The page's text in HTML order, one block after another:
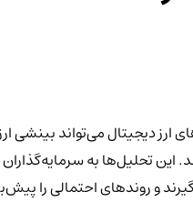
دیجیتال می‌تواند بینشی
این تحلیل‌ها به
و روندهای احتمالی را